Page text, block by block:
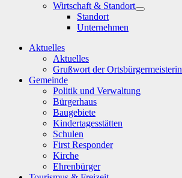
Wirtschaft & Standort
Show
Standort
Unternehmen
Aktuelles
Aktuelles
Grußwort der Ortsbürgermeisterin
Gemeinde
Politik und Verwaltung
Bürgerhaus
Baugebiete
Kindertagesstätten
Schulen
First Responder
Kirche
Ehrenbürger